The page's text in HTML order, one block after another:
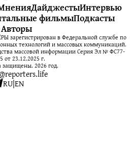
ДайджестыИнтервью
фильмыПодкасты
Авторы
зарегистрирован в Федеральной службе по
технологий и массовых коммуникаций.
массовой информации Серия Эл № ФС77-
от 23.12.2025 г.
защищены. 2026 год.
RU|EN